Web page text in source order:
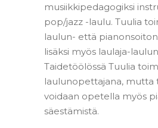
musiikkipedagogiksi
pop/jazz -laulu. Tuulia
laulun- että
lisäksi myös laulaja-
Taidetöölössä Tuulia
laulunopettajana, mutta
voidaan opetella myös
säestämistä.